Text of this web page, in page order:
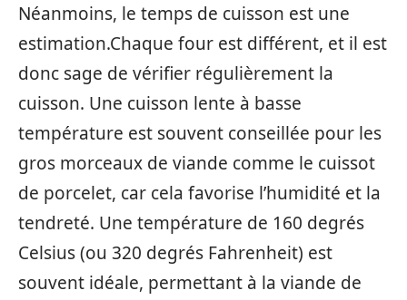
Néanmoins, le temps de cuisson est une
estimation.Chaque four est différent, et il est
donc sage de vérifier régulièrement la
cuisson. Une cuisson lente à basse
température est souvent conseillée pour les
gros morceaux de viande comme le cuissot
de porcelet, car cela favorise l’humidité et la
tendreté. Une température de 160 degrés
Celsius (ou 320 degrés Fahrenheit) est
souvent idéale, permettant à la viande de